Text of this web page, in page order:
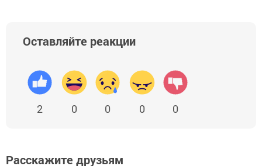
Оставляйте реакции
2 0 0 0 0
Расскажите друзьям